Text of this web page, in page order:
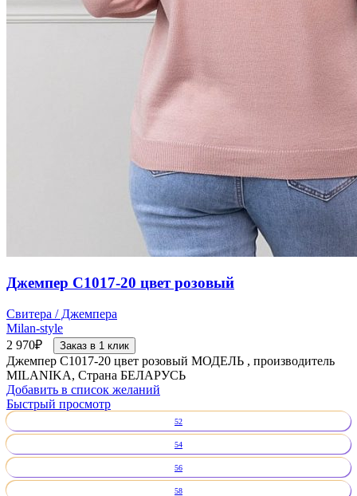
Джемпер С1017-20 цвет розовый
Свитера / Джемпера
Milan-style
2 970₽ Заказ в 1 клик
Джемпер С1017-20 цвет розовый МОДЕЛЬ , производитель
MILANIKA, Страна БЕЛАРУСЬ
Добавить в список желаний
Быстрый просмотр
52
54
56
58